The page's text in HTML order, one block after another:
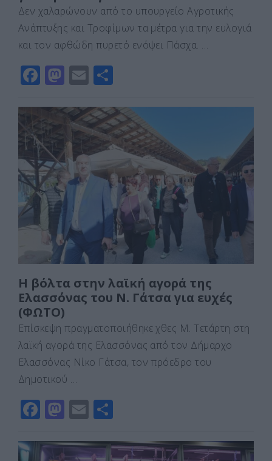
Δεν χαλαρώνουν από το υπουργείο Αγροτικής
Ανάπτυξης και Τροφίμων τα μέτρα για την ευλογιά
και τον αφθώδη πυρετό ενόψει Πάσχα. …
F
c
e
b
o
o
k
M
st
o
d
o
n
E
ai
l
ρ
α
σ
τε
ίτ
ε
Η βόλτα στην λαϊκή αγορά της
Ελασσόνας του Ν. Γάτσα για ευχές
(ΦΩΤΟ)
Επίσκεψη πραγματοποιήθηκε χθες Μ. Τετάρτη στη
λαϊκή αγορά της Ελασσόνας από τον Δήμαρχο
Ελασσόνας Νίκο Γάτσα, τον πρόεδρο του
Δημοτικού …
F
c
M
st
E
ai ρ